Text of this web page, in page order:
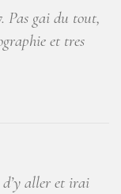
Pas gai du tout,
et tres
aller et irai